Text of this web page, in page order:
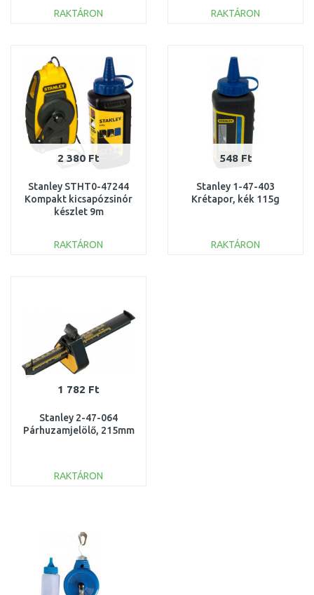
RAKTÁRON
Összehasonlítás
RAKTÁRON
Összehasonlítás
2 380 Ft
Stanley STHT0-47244
Kompakt kicsapózsinór
készlet 9m
RAKTÁRON
548 Ft
Stanley 1-47-403
Krétapor, kék 115g
RAKTÁRON
1 782 Ft
Stanley 2-47-064
Párhuzamjelölő, 215mm
RAKTÁRON